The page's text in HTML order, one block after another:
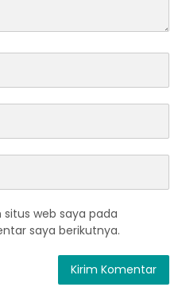
web saya pada
saya berikutnya.